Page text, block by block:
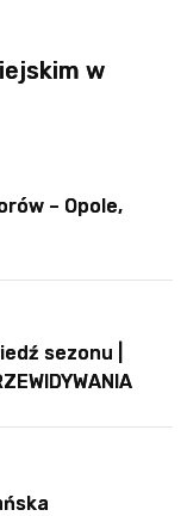
w
– Opole,
sezonu |